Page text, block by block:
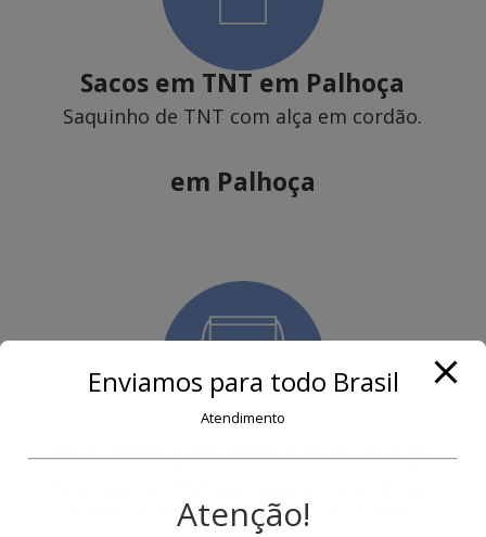
Sacos em TNTem Palhoça
Saquinho de TNT com alça em cordão.
em Palhoça
Sacochilas de TNTem Palhoça
polipropileno ou poliester e ilhoses.
Enviamos para todo Brasil
Atendimento
Atenção!